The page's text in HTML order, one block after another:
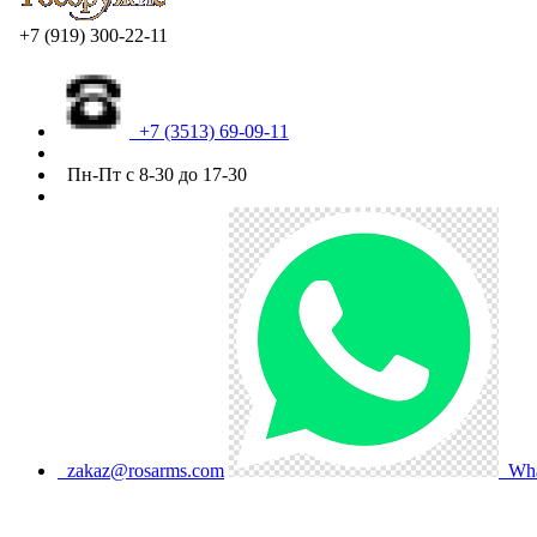
+7 (919) 300-22-11
+7 (3513) 69-09-11
Пн-Пт с 8-30 до 17-30
zakaz@rosarms.com